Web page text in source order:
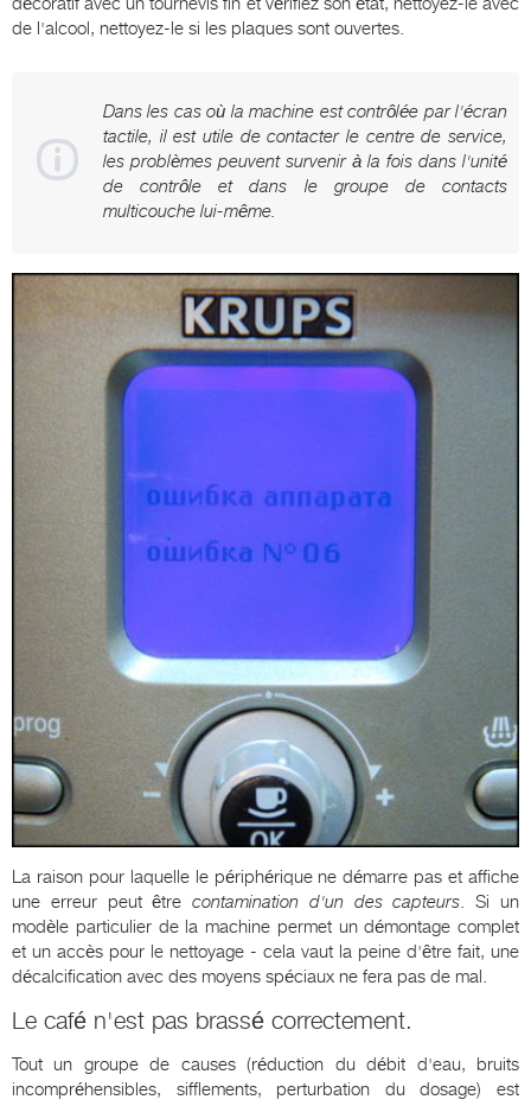
de l'alcool, nettoyez-le si les plaques sont ouvertes.
Dans les cas où la machine est contrôlée par l'écran
tactile, il est utile de contacter le centre de service,
les problèmes peuvent survenir à la fois dans l'unité
de contrôle et dans le groupe de contacts
multicouche lui-même.
La raison pour laquelle le périphérique ne démarre pas et affiche
une erreur peut êtrecontamination d'un des capteurs. Si un
modèle particulier de la machine permet un démontage complet
et un accès pour le nettoyage - cela vaut la peine d'être fait, une
décalcification avec des moyens spéciaux ne fera pas de mal.
Le café n'est pas brassé correctement.
Tout un groupe de causes (réduction du débit d'eau, bruits
incompréhensibles, sifflements, perturbation du dosage) est